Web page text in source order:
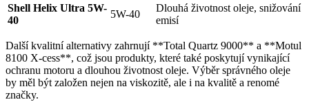
Shell Helix ⁣Ultra 5W-
40
5W-40
Dlouhá životnost oleje, snižování
emisí
Další⁤ kvalitní alternativy zahrnují **Total Quartz 9000** a **Motul⁢
8100‍ X-cess**, což jsou produkty, ​které také poskytují vynikající
ochranu motoru ​a dlouhou životnost oleje. Výběr správného oleje
by měl být ⁢založen‍ nejen na viskozitě, ale i na kvalitě⁣ a renomé
značky.